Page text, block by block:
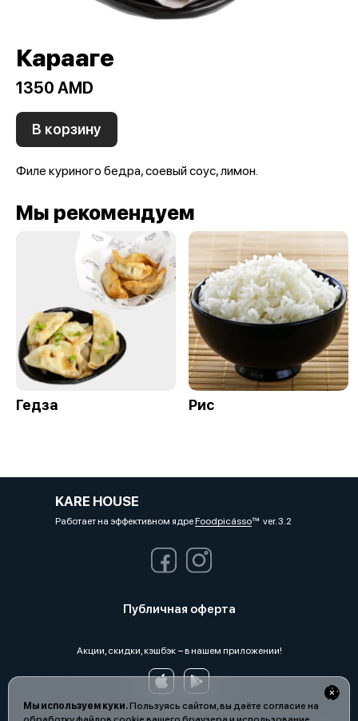
Мы используем куки.Пользуясь сайтом, вы даёте согласие на
Карааге
1350 AMD
В корзину
Филе куриного бедра, соевый соус, лимон.
Мы рекомендуем
Гедза Рис
KARE HOUSE
Работает на эффективном ядреFoodpicássover. 3.2
Публичная оферта
Акции, скидки, кэшбэк − в нашем приложении!